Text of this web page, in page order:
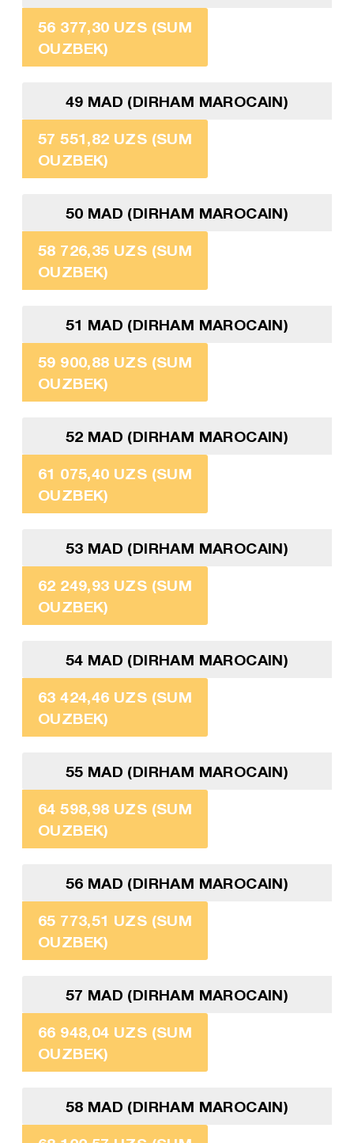
56 377,30 UZS (SUM
OUZBEK)
49 MAD (DIRHAM MAROCAIN)
57 551,82 UZS (SUM
OUZBEK)
50 MAD (DIRHAM MAROCAIN)
58 726,35 UZS (SUM
OUZBEK)
51 MAD (DIRHAM MAROCAIN)
59 900,88 UZS (SUM
OUZBEK)
52 MAD (DIRHAM MAROCAIN)
61 075,40 UZS (SUM
OUZBEK)
53 MAD (DIRHAM MAROCAIN)
62 249,93 UZS (SUM
OUZBEK)
54 MAD (DIRHAM MAROCAIN)
63 424,46 UZS (SUM
OUZBEK)
55 MAD (DIRHAM MAROCAIN)
64 598,98 UZS (SUM
OUZBEK)
56 MAD (DIRHAM MAROCAIN)
65 773,51 UZS (SUM
OUZBEK)
57 MAD (DIRHAM MAROCAIN)
66 948,04 UZS (SUM
OUZBEK)
58 MAD (DIRHAM MAROCAIN)